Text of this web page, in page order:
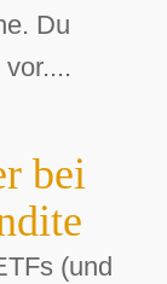
Du
bei
(und